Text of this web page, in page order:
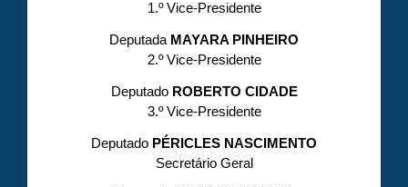
1.º Vice-Presidente
Deputada MAYARA PINHEIRO
2.º Vice-Presidente
DeputadoROBERTO CIDADE
3.º Vice-Presidente
Deputado PÉRICLES NASCIMENTO
Secretário Geral